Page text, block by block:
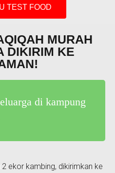
TEST FOOD
MURAH
DIKIRIM KE
di kampung
ekor kambing, dikirimkan ke